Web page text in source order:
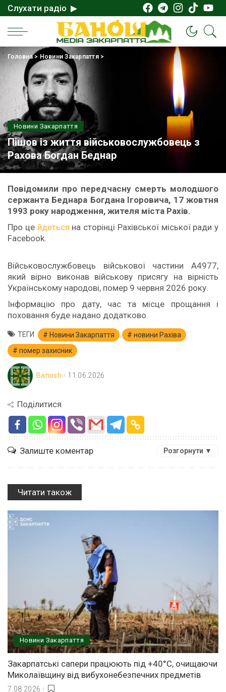
Слухати радіо ▶
Головна> Новини Закарпаття>
Новини Закарпаття
Пішов із життя військовослужбовець з
Рахова Богдан Беднар
Повідомили про передчасну смерть молодшого
сержанта Беднара Богдана Ігоровича, 17 жовтня
1993 року народження, жителя міста Рахів.
Про це йдеться на сторінці Рахівської міської ради у
Facebook.
Військовослужбовець військової частини А4977,
який вірно виконав військову присягу на вірність
Українському народові, помер 9 червня 2026 року.
Інформацію про дату, час та місце прощання і
поховання буде надано додатково.
ТЕГИ Новини Закарпаття
новини Рахіва
помер захисник
Banosh 11.06.2026
Поділитися
Залиште коментар Розгорнути ▼
Читати також
Новини Закарпаття
Закарпатські сапери працюють під +40°C, очищаючи
Миколаївщину від вибухонебезпечних предметів
7.08.2026